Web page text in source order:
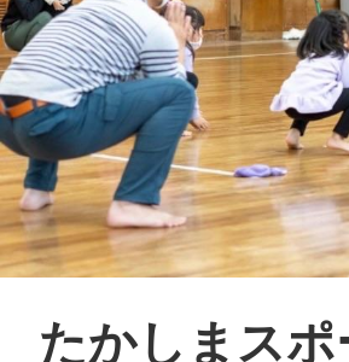
X
LINE
SMS
たかしまス
加盟ス
地域に